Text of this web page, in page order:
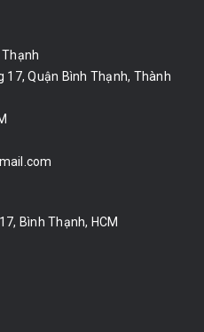
Thạnh
17, Quận Bình Thạnh, Thành
Bình Thạnh, HCM